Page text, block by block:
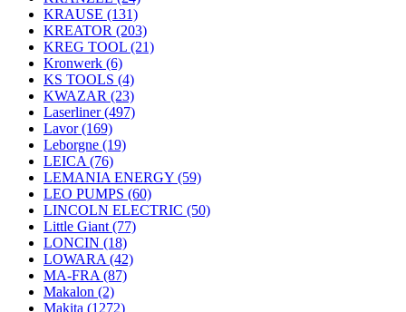
KRAUSE (131)
KREATOR (203)
KREG TOOL (21)
Kronwerk (6)
KS TOOLS (4)
KWAZAR (23)
Laserliner(497)
Lavor(169)
Leborgne (19)
LEICA (76)
LEMANIA ENERGY (59)
LEO PUMPS (60)
LINCOLN ELECTRIC (50)
Little Giant (77)
LONCIN (18)
LOWARA (42)
MA-FRA (87)
Makalon (2)
Makita (1272)